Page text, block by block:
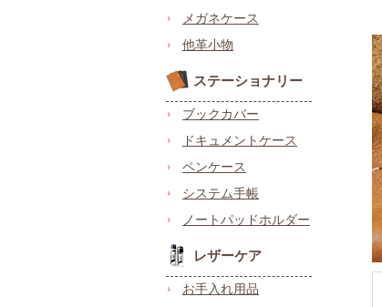
メガネケース
他革小物
ステーショナリー
ブックカバー
ドキュメントケース
ペンケース
システム手帳
ノートパッドホルダー
レザーケア
お手入れ用品